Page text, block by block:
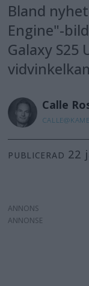
Bland
Engine"-
Galaxy
Calle
PUBLICERAD
ANNONS